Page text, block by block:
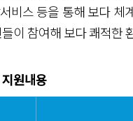
비스 등을 통해 보다 체
이 참여해 보다 쾌적한
원내용